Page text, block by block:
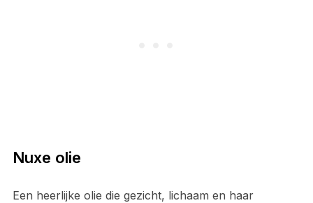
Nuxe olie
Een heerlijke olie die gezicht, lichaam en haar